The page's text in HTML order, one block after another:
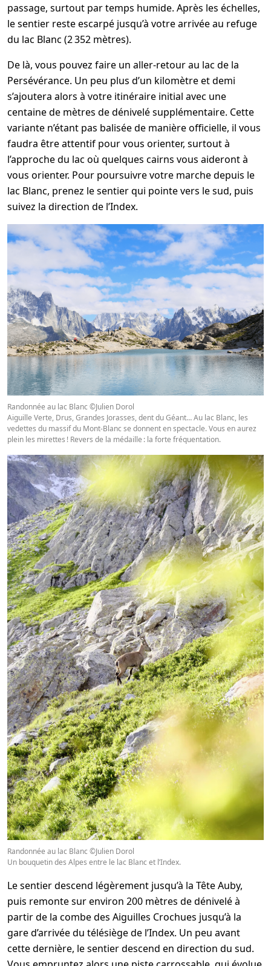
passage, surtout par temps humide. Après les échelles,
le sentier reste escarpé jusqu’à votre arrivée au refuge
du lac Blanc (2 352 mètres).
De là, vous pouvez faire un aller-retour au lac de la
Persévérance. Un peu plus d’un kilomètre et demi
s’ajoutera alors à votre itinéraire initial avec une
centaine de mètres de dénivelé supplémentaire. Cette
variante n’étant pas balisée de manière officielle, il vous
faudra être attentif pour vous orienter, surtout à
l’approche du lac où quelques cairns vous aideront à
vous orienter. Pour poursuivre votre marche depuis le
lac Blanc, prenez le sentier qui pointe vers le sud, puis
suivez la direction de l’Index.
Randonnée au lac Blanc ©Julien Dorol
Aiguille Verte, Drus, Grandes Jorasses, dent du Géant… Au lac Blanc, les
vedettes du massif du Mont-Blanc se donnent en spectacle. Vous en aurez
plein les mirettes ! Revers de la médaille : la forte fréquentation.
Randonnée au lac Blanc ©Julien Dorol
Un bouquetin des Alpes entre le lac Blanc et l’Index.
Le sentier descend légèrement jusqu’à la Tête Auby,
puis remonte sur environ 200 mètres de dénivelé à
partir de la combe des Aiguilles Crochues jusqu’à la
gare d’arrivée du télésiège de l’Index. Un peu avant
cette dernière, le sentier descend en direction du sud.